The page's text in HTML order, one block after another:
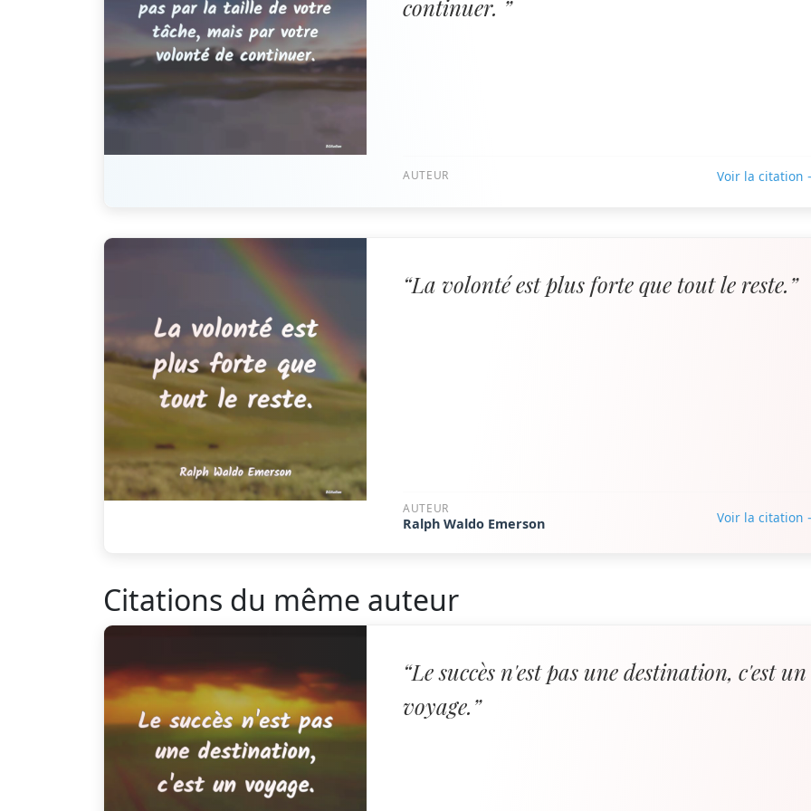
continuer. ”
AUTEUR Voir la citation
“La volonté est plus forte que tout le reste.”
AUTEUR
Ralph Waldo Emerson Voir la citation
Citations du même auteur
“Le succès n'est pas une destination, c'est un
voyage.”